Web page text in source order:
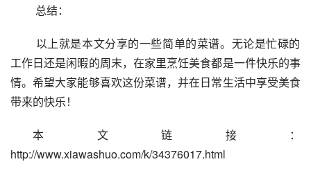
总结：
工作日还是闲暇的周末，在家里烹饪美食都是一件快乐的事
情。希望大家能够喜欢这份菜谱，并在日常生活中享受美食
带来的快乐！
本文链接：
http://www.xiawashuo.com/k/34376017.html